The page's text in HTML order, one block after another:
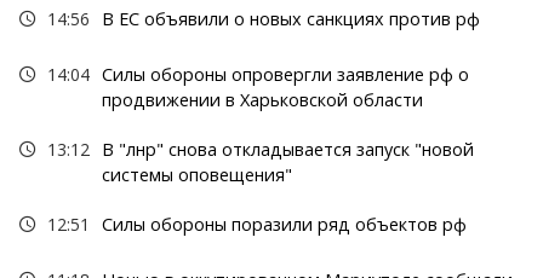
14:56 В ЕС объявили о новых санкциях против рф
14:04 Силы обороны опровергли заявление рф о
продвижении в Харьковской области
13:12
В "лнр" снова откладывается запуск "новой
системы оповещения"
12:51 Силы обороны поразили ряд объектов рф